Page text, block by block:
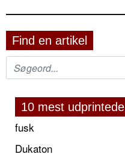
Find en artikel
10 mest udprintede
fusk
Dukaton